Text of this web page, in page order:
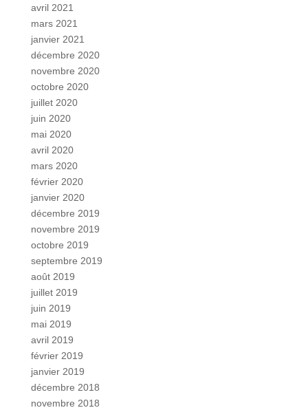
avril 2021
mars 2021
janvier 2021
décembre 2020
novembre 2020
octobre 2020
juillet 2020
juin 2020
mai 2020
avril 2020
mars 2020
février 2020
janvier 2020
décembre 2019
novembre 2019
octobre 2019
septembre 2019
août 2019
juillet 2019
juin 2019
mai 2019
avril 2019
février 2019
janvier 2019
décembre 2018
novembre 2018